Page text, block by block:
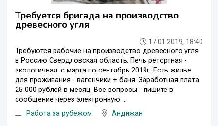
Требуется бригада на производство
древесного угля
17.01.2019, 18:40
Требуются рабочие на производство древесного угля
в Россию Свердловская область. Печь ретортная -
экологичная. с марта по сентябрь 2019г. Есть жилье
для проживания - вагончики + баня. Заработная плата
25 000 рублей в месяц. Все вопросы - пишите в
сообщение через электронную ...
Работа за рубежом
Андижан